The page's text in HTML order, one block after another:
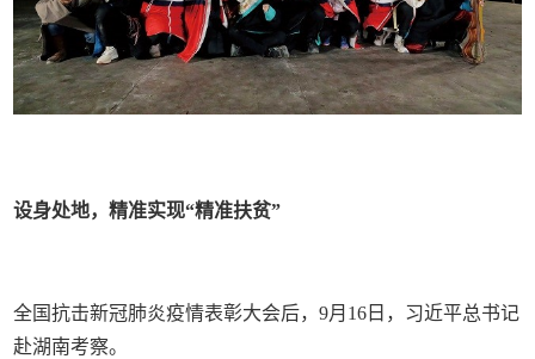
设身处地，精准实现“精准扶贫”
全国抗击新冠肺炎疫情表彰大会后，9月16日，习近平总书记
赴湖南考察。